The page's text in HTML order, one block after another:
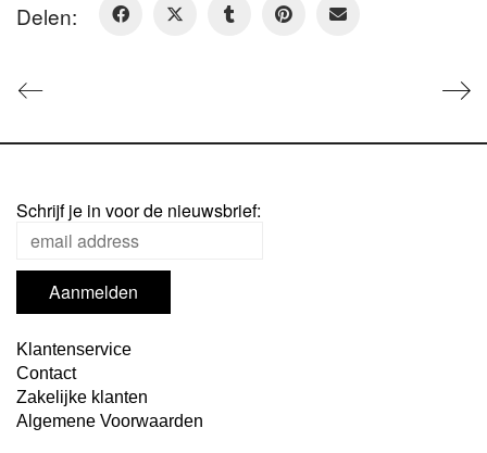
Delen:
Schrijf je in voor de nieuwsbrief:
Klantenservice
Contact
Zakelijke klanten
Algemene Voorwaarden